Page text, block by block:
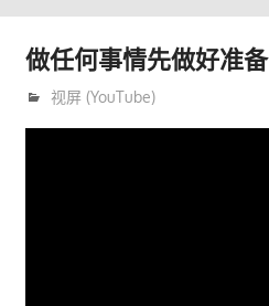
做任何事情先做好准备
11月 13, 2020
trainer
视屏 (YouTube)